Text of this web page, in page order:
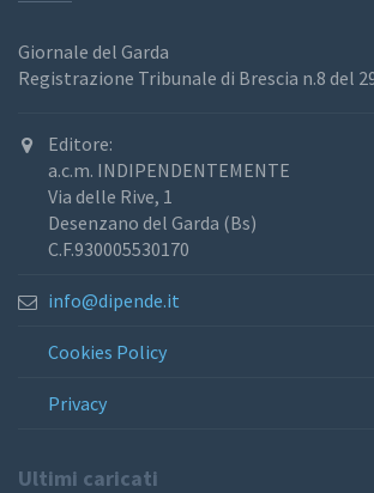
Giornale del Garda
Registrazione Tribunale di Brescia n.8 del
Editore:
a.c.m. INDIPENDENTEMENTE
Via delle Rive, 1
Desenzano del Garda (Bs)
C.F.930005530170
info@dipende.it
Cookies Policy
Privacy
Ultimi caricati